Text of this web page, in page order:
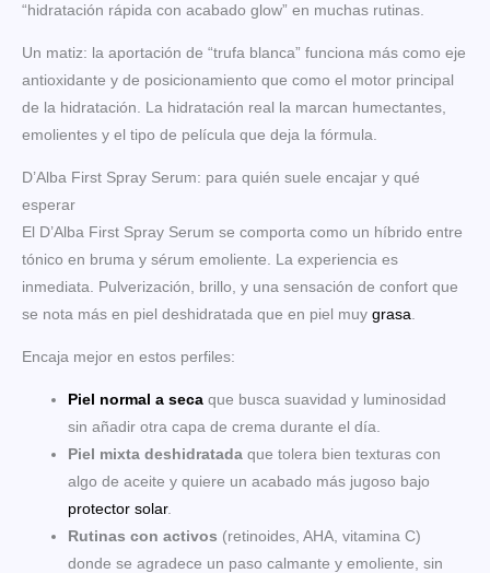
“hidratación rápida con acabado glow” en muchas rutinas.
Un matiz: la aportación de “trufa blanca” funciona más como eje
antioxidante y de posicionamiento que como el motor principal
de la hidratación. La hidratación real la marcan humectantes,
emolientes y el tipo de película que deja la fórmula.
D’Alba First Spray Serum: para quién suele encajar y qué
esperar
El D’Alba First Spray Serum se comporta como un híbrido entre
tónico en bruma y sérum emoliente. La experiencia es
inmediata. Pulverización, brillo, y una sensación de confort que
se nota más en piel deshidratada que en piel muy grasa
Encaja mejor en estos perfiles:
Piel normal a seca que busca suavidad y luminosidad
sin añadir otra capa de crema durante el día.
Piel mixta deshidratada que tolera bien texturas con
algo de aceite y quiere un acabado más jugoso bajo
protector solar.
Rutinas con activos (retinoides, AHA, vitamina C)
donde se agradece un paso calmante y emoliente, sin